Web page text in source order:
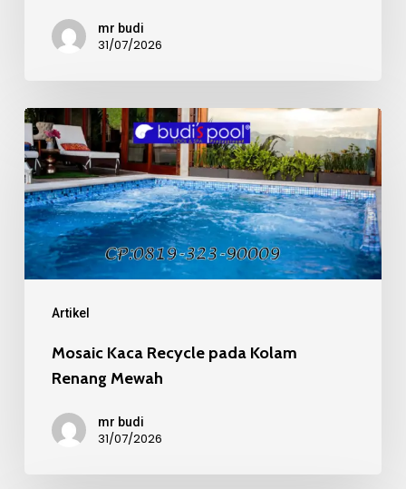
mr budi
31/07/2026
Artikel
Mosaic
Kaca
Recycle
pada
Kolam
Renang
Mosaic Kaca Recycle pada Kolam
Renang Mewah
mr budi
31/07/2026